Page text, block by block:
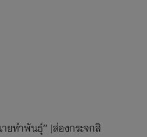
ยทำพันธ์ุ” |ส่องกระจกสิ